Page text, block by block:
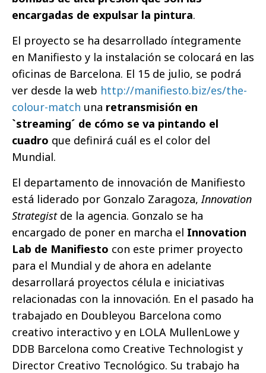
encargadas de expulsar la pintura.
El proyecto se ha desarrollado íntegramente
en Manifiesto y la instalación se colocará en las
oficinas de Barcelona. El 15 de julio, se podrá
ver desde la web http://manifiesto.biz/es/the-
colour-match una retransmisión en
`streaming´ de cómo se va pintando el
cuadro que definirá cuál es el color del
Mundial.
El departamento de innovación de Manifiesto
está liderado por Gonzalo Zaragoza, Innovation
Strategistde la agencia. Gonzalo se ha
encargado de poner en marcha el Innovation
Lab de Manifiesto con este primer proyecto
para el Mundial y de ahora en adelante
desarrollará proyectos célula e iniciativas
relacionadas con la innovación. En el pasado ha
trabajado en Doubleyou Barcelona como
creativo interactivo y en LOLA MullenLowe y
DDB Barcelona como Creative Technologist y
Director Creativo Tecnológico. Su trabajo ha